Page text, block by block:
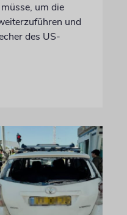
um die
und
des US-